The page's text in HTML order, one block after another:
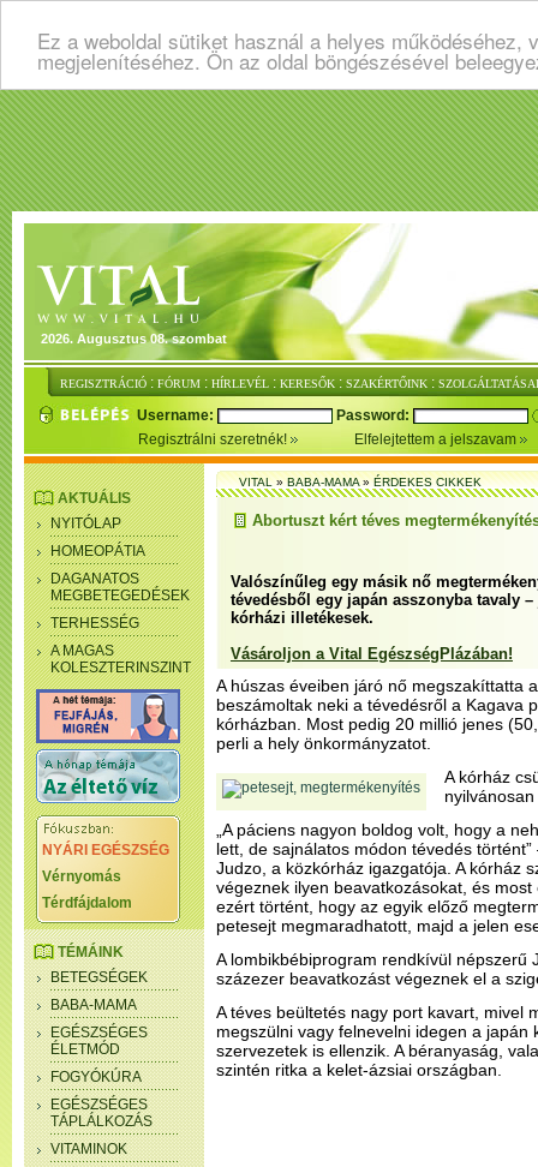
Ez a weboldal sütiket használ a helyes
megjelenítéséhez. Ön az oldal böngészésével
2026. Augusztus 08. szombat
REGISZTRÁCIÓ : FÓRUM : HÍRLEVÉL : KERESŐK : SZAKÉRTŐINK :
Username:
Password:
Regisztrálni szeretnék!
Elfelejtettem a jelszavam
AKTUÁLIS
NYITÓLAP
HOMEOPÁTIA
DAGANATOS
MEGBETEGEDÉSEK
TERHESSÉG
A MAGAS
KOLESZTERINSZINT
NYÁRI EGÉSZSÉG
Vérnyomás
Térdfájdalom
TÉMÁINK
BETEGSÉGEK
BABA-MAMA
EGÉSZSÉGES
ÉLETMÓD
FOGYÓKÚRA
EGÉSZSÉGES
TÁPLÁLKOZÁS
VITAMINOK
VITAL»BABA-MAMA»ÉRDEKES CIKKEK
Abortuszt kért téves
Valószínűleg egy másik nő
tévedésből egy japán asszonyba tavaly
kórházi illetékesek.
Vásároljon a Vital EgészségPlázában!
A húszas éveiben járó nő megszakíttatta
beszámoltak neki a tévedésről a Kagava
kórházban. Most pedig 20 millió jenes
perli a hely önkormányzatot.
A kórház
„A páciens nagyon boldog volt, hogy a
lett, de sajnálatos módon tévedés
Judzo, a közkórház igazgatója. A kórház
végeznek ilyen beavatkozásokat, és
ezért történt, hogy az egyik előző
petesejt megmaradhatott, majd a jelen
A lombikbébiprogram rendkívül népszerű
százezer beavatkozást végeznek el a
A téves beültetés nagy port kavart, mivel
megszülni vagy felnevelni idegen a japán
szervezetek is ellenzik. A béranyaság,
szintén ritka a kelet-ázsiai országban.